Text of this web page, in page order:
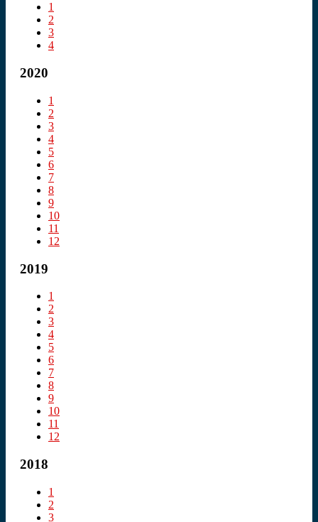
1
2
3
4
2020
1
2
3
4
5
6
7
8
9
10
11
12
2019
1
2
3
4
5
6
7
8
9
10
11
12
2018
1
2
3